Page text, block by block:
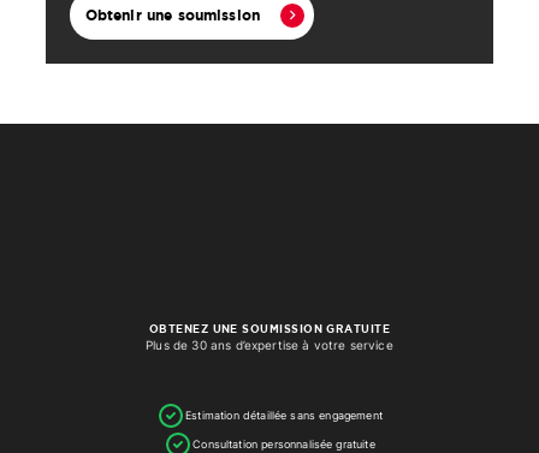
Obtenir une soumission
OBTENEZ UNE SOUMISSION GRATUITE
Plus de 30 ans d’expertise à votre service
Estimation détaillée sans engagement
Consultation personnalisée gratuite